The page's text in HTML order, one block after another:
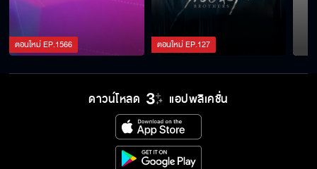
5 คำถาม ที่จะถูกตอบโดย นนกุล จะเป็นเรื่องอะไร
คำถามไหนจะได้รับคำตอบจาก แต้ว ณฐพร
ตอนใหม่EP.1566 ตอนใหม่EP.127
ดาวน์โหลด แอปพลิเคชั่น